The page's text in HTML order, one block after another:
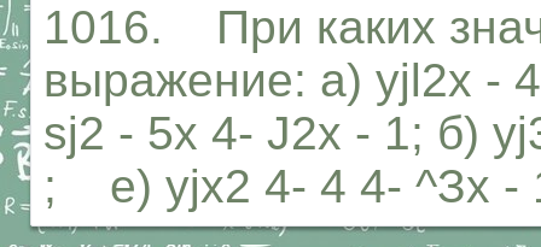
1016. При каких
выражение: а) yjl2x
sj2 - 5х 4- J2х - 1; б)
; е) yjx2 4- 4 4- ^Зх -